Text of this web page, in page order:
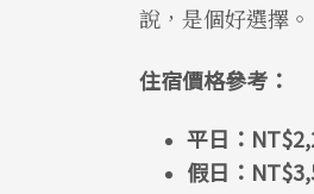
說，是個好選擇。
住宿價格參考：
平日：
假日：